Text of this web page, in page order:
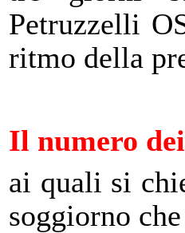
Petruzzelli
ritmo della
Il numero
ai quali si
soggiorno